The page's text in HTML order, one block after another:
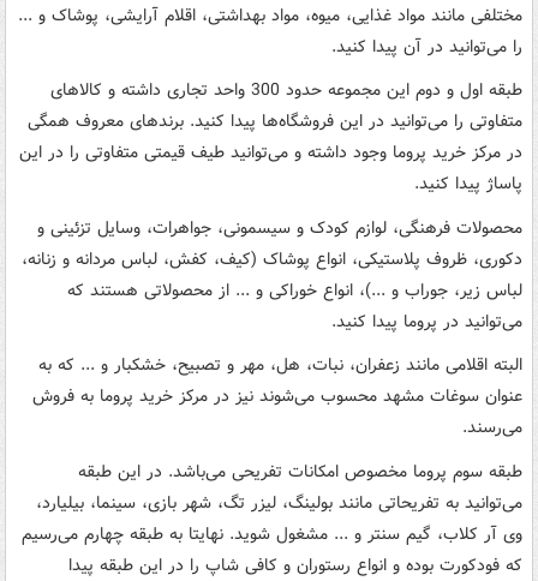
مختلفی مانند مواد غذایی، میوه، مواد بهداشتی، اقلام آرایشی، پوشاک و ...
را می‌توانید در آن پیدا کنید.
طبقه اول و دوم این مجموعه حدود 300 واحد تجاری داشته و کالاهای
متفاوتی را می‌توانید در این فروشگاه‌ها پیدا کنید. برندهای معروف همگی
در مرکز خرید پروما وجود داشته و می‌توانید طیف قیمتی متفاوتی را در این
پاساژ پیدا کنید.
محصولات فرهنگی، لوازم کودک و سیسمونی، جواهرات، وسایل تزئینی و
دکوری، ظروف پلاستیکی، انواع پوشاک (کیف، کفش، لباس مردانه و زنانه،
لباس زیر، جوراب و ...)، انواع خوراکی و ... از محصولاتی هستند که
می‌توانید در پروما پیدا کنید.
البته اقلامی مانند زعفران، نبات، هل، مهر و تصبیح، خشکبار و ... که به
عنوان سوغات مشهد محسوب می‌شوند نیز در مرکز خرید پروما به فروش
می‌رسند.
طبقه سوم پروما مخصوص امکانات تفریحی می‌باشد. در این طبقه
می‌توانید به تفریحاتی مانند بولینگ، لیزر تگ، شهر بازی، سینما، بیلیارد،
وی آر کلاب، گیم سنتر و ... مشغول شوید. نهایتا به طبقه چهارم می‌رسیم
که فودکورت بوده و انواع رستوران و کافی شاپ را در این طبقه پیدا